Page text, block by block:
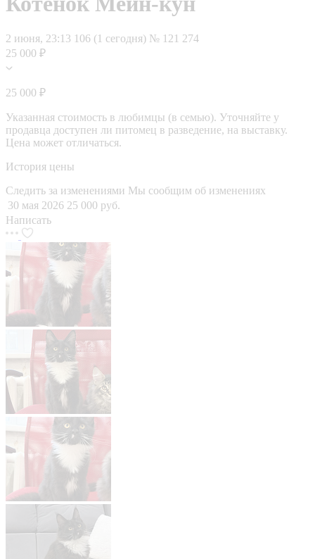
2 июня, 23:13 106 (1 сегодня) № 121 274
25 000 ₽
25 000 ₽
Указанная стоимость в любимцы (в семью). Уточняйте у
продавца доступен ли питомец в разведение, на выставку.
Цена может отличаться.
История цены
Следить за изменениями Мы сообщим об изменениях
30 мая 2026 25 000 руб.
Написать